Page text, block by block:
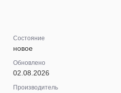
Состояние
новое
Обновлено
02.08.2026
Производитель